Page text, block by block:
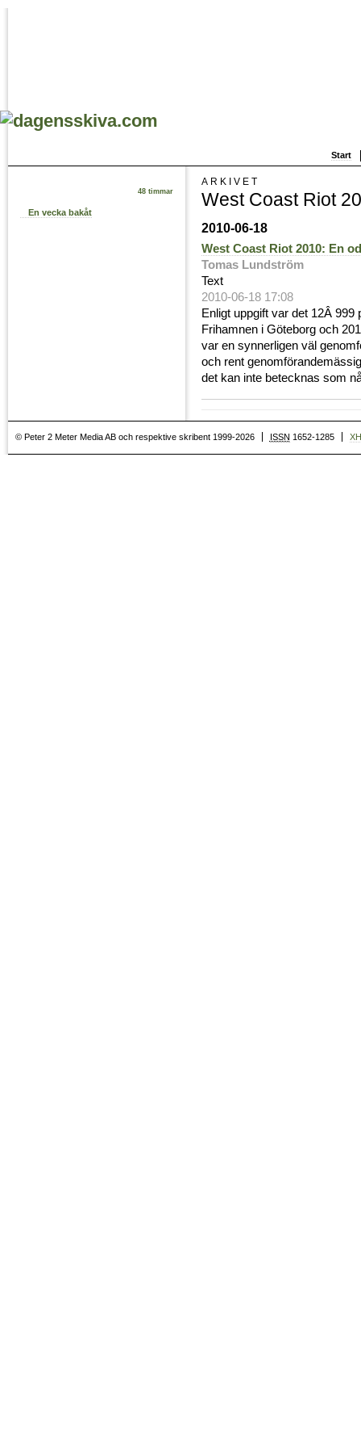
Start
48 timmar
En vecka bakåt
ARKIVET
West Coast Riot
2010-06-18
West Coast Riot 2010: En
Tomas Lundström
Text
2010-06-18 17:08
Enligt uppgift var det 12Â
Frihamnen i Göteborg och
var en synnerligen väl
och rent
det kan inte betecknas som
© Peter 2 Meter Media AB och respektive skribent 1999-2026 ISSN 1652-1285